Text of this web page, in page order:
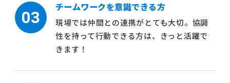
03 チームワークを意識できる方
現場では仲間との連携がとても大切。協調
性を持って行動できる方は、きっと活躍で
きます！